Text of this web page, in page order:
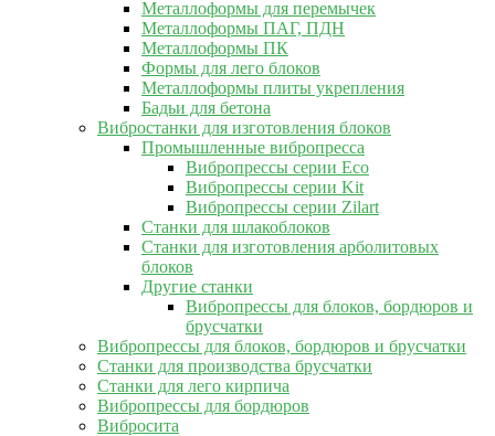
Металлоформы для перемычек
Металлоформы ПАГ, ПДН
Металлоформы ПК
Формы для лего блоков
Металлоформы плиты укрепления
Бадьи для бетона
Вибростанки для изготовления блоков
Промышленные вибропресса
Вибропрессы серии Eco
Вибропрессы серии Kit
Вибропрессы серии Zilart
Станки для шлакоблоков
Станки для изготовления арболитовых
блоков
Другие станки
Вибропрессы для блоков, бордюров и
брусчатки
Вибропрессы для блоков, бордюров и брусчатки
Станки для производства брусчатки
Станки для лего кирпича
Вибропрессы для бордюров
Вибросита